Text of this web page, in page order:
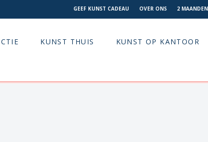
GEEF KUNST CADEAU OVER ONS 2
KUNST THUIS KUNST OP KANTOOR